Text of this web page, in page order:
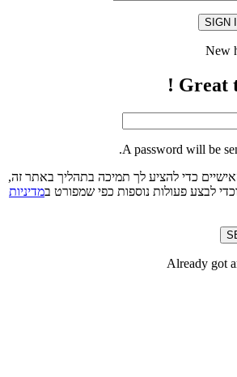
SIGN
New
Great
A password will be
כדי להציע לך תמיכה בתהליך באתר זה,
לבצע פעולות נוספות כפי שמפורט במדיניות
Already got